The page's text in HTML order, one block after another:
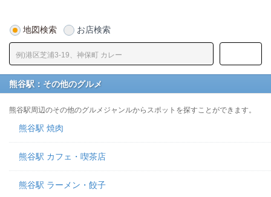
地図検索 お店検索
熊谷駅：その他のグルメ
熊谷駅周辺のその他のグルメジャンルからスポットを探すことができます。
熊谷駅 焼肉
熊谷駅 カフェ・喫茶店
熊谷駅 ラーメン・餃子